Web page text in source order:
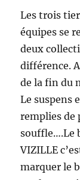
Les trois
équipes se
deux
différence.
de la fin du
Le suspens
remplies de
souffle….Le
VIZILLE
marquer le